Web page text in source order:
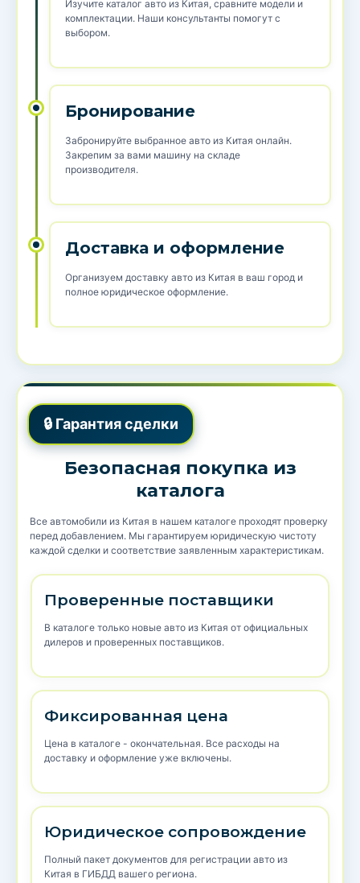
Изучите каталог авто из Китая, сравните модели и
комплектации. Наши консультанты помогут с
выбором.
Бронирование
Забронируйте выбранное авто из Китая онлайн.
Закрепим за вами машину на складе
производителя.
Доставка и оформление
Организуем доставку авто из Китая в ваш город и
полное юридическое оформление.
🔒 Гарантия сделки
Безопасная покупка из
каталога
Все автомобили из Китая в нашем каталоге проходят проверку
перед добавлением. Мы гарантируем юридическую чистоту
каждой сделки и соответствие заявленным характеристикам.
Проверенные поставщики
В каталоге только новые авто из Китая от официальных
дилеров и проверенных поставщиков.
Фиксированная цена
Цена в каталоге - окончательная. Все расходы на
доставку и оформление уже включены.
Юридическое сопровождение
Полный пакет документов для регистрации авто из
Китая в ГИБДД вашего региона.